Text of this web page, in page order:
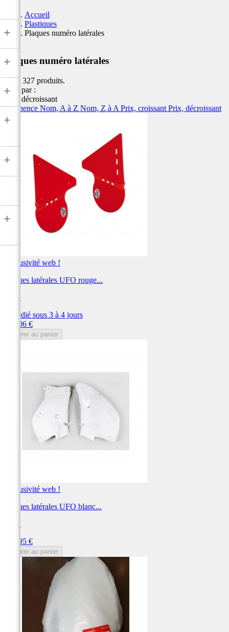
+
+
+
+
+
+
Accueil
Plastiques
Plaques numéro latérales
Plaques numéro latérales
Il y a 327 produits.
Trier par :
Prix, décroissant
Pertinence Nom, A à Z Nom, Z à A Prix, croissant Prix, décroissant
Exclusivité web !
Plaques latérales UFO rouge...
Expédié sous 3 à 4 jours
176,06 €
Ajouter au panier
Exclusivité web !
Plaques latérales UFO blanc...
161,95 €
Ajouter au panier